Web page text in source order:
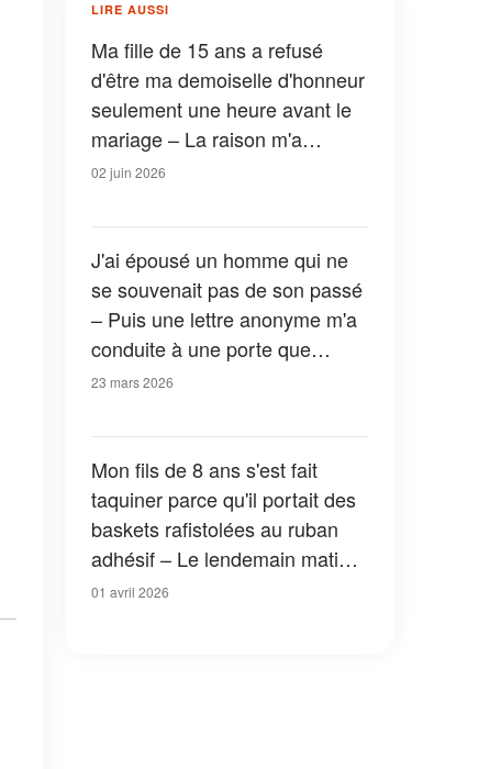
LIRE AUSSI
Ma fille de 15 ans a refusé
d'être ma demoiselle d'honneur
seulement une heure avant le
mariage – La raison m'a
poussée à appeler la police
02 juin 2026
J'ai épousé un homme qui ne
se souvenait pas de son passé
– Puis une lettre anonyme m'a
conduite à une porte que
j'aurais préféré ne jamais avoir
23 mars 2026
Mon fils de 8 ans s'est fait
taquiner parce qu'il portait des
baskets rafistolées au ruban
adhésif – Le lendemain matin,
le directeur a passé un coup de
01 avril 2026